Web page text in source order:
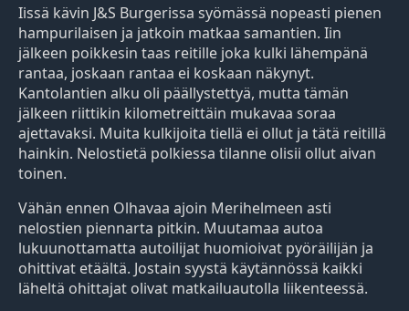
Iissä kävin J&S Burgerissa syömässä nopeasti pienen
hampurilaisen ja jatkoin matkaa samantien. Iin
jälkeen poikkesin taas reitille joka kulki lähempänä
rantaa, joskaan rantaa ei koskaan näkynyt.
Kantolantien alku oli päällystettyä, mutta tämän
jälkeen riittikin kilometreittäin mukavaa soraa
ajettavaksi. Muita kulkijoita tiellä ei ollut ja tätä reitillä
hainkin. Nelostietä polkiessa tilanne olisii ollut aivan
toinen.
Vähän ennen Olhavaa ajoin Merihelmeen asti
nelostien piennarta pitkin. Muutamaa autoa
lukuunottamatta autoilijat huomioivat pyöräilijän ja
ohittivat etäältä. Jostain syystä käytännössä kaikki
läheltä ohittajat olivat matkailuautolla liikenteessä.